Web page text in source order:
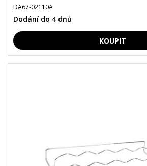
DA67-02110A
Dodání do 4 dnů